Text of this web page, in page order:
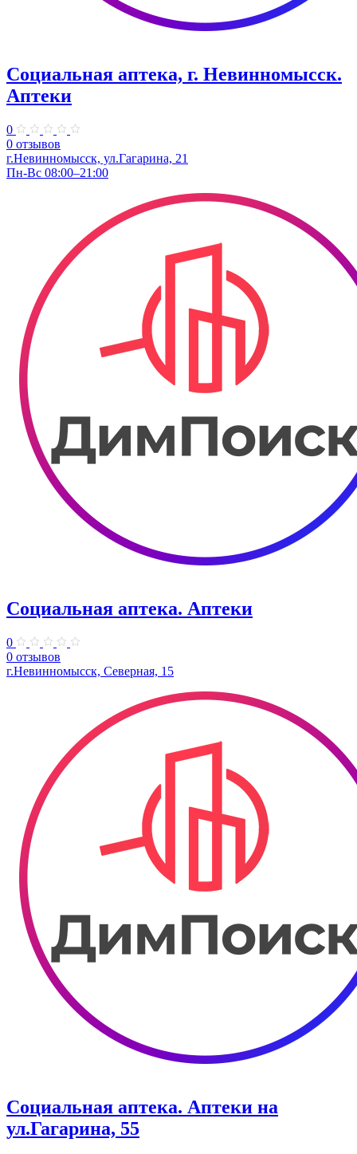
Социальная аптека, г. Невинномысск.
Аптеки
0
0 отзывов
г.Невинномысск, ул.Гагарина, 21
Пн-Вс 08:00–21:00
Социальная аптека. Аптеки
0
0 отзывов
г.Невинномысск, Северная, 15
Социальная аптека. Аптеки на
ул.Гагарина, 55